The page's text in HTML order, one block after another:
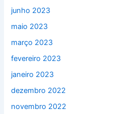
junho 2023
maio 2023
março 2023
fevereiro 2023
janeiro 2023
dezembro 2022
novembro 2022